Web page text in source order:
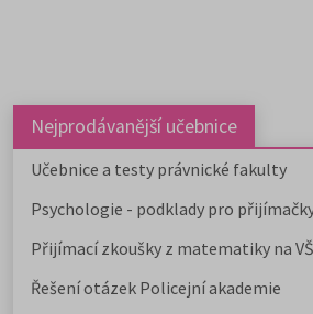
Nejprodávanější učebnice
Učebnice a testy právnické fakulty
Psychologie - podklady pro
Přijímací zkoušky z matematiky na
Řešení otázek Policejní akademie